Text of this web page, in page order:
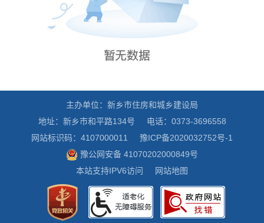
主办单位：新乡市住房和城乡建设局
地址：新乡市和平路134号
电话：0373-3696558
网站标识码：4107000011
豫ICP备2020032752号-1
豫公网安备 41070202000849号
本站支持IPV6访问
网站地图